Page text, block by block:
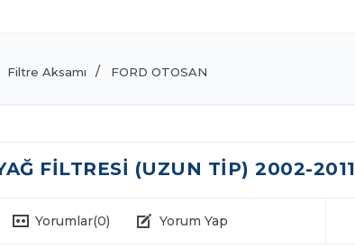
Filtre Aksamı FORD OTOSAN
FILTRESI (UZUN TIP) 2002-2011
Yorumlar(0) Yorum Yap